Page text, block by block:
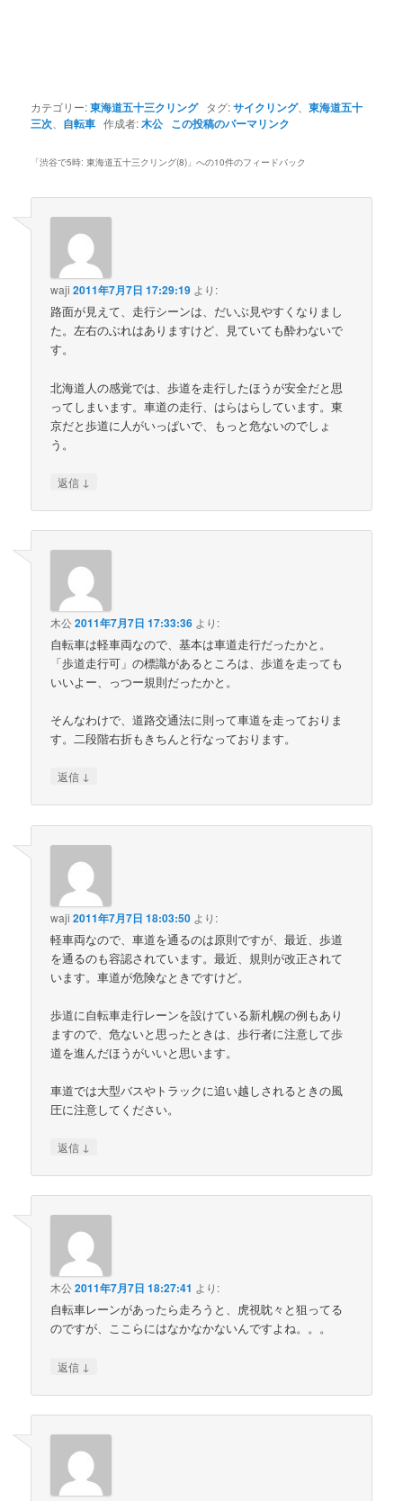
カテゴリー:東海道五十三クリングタグ:サイクリング、東海道五十
三次
自転車 作成者:木公 この投稿のパーマリンク
「渋谷で5時: 東海道五十三クリング(8) 」への10件のフィードバック
waji 2011年7月7日 17:29:19 より:
路面が見えて、走行シーンは、だいぶ見やすくなりまし
た。左右のぶれはありますけど、見ていても酔わないで
す。
北海道人の感覚では、歩道を走行したほうが安全だと思
ってしまいます。車道の走行、はらはらしています。東
京だと歩道に人がいっぱいで、もっと危ないのでしょ
う。
返信 ↓
木公2011年7月7日 17:33:36 より:
自転車は軽車両なので、基本は車道走行だったかと。
「歩道走行可」の標識があるところは、歩道を走っても
いいよー、っつー規則だったかと。
そんなわけで、道路交通法に則って車道を走っておりま
す。二段階右折もきちんと行なっております。
返信 ↓
waji 2011年7月7日 18:03:50 より:
軽車両なので、車道を通るのは原則ですが、最近、歩道
を通るのも容認されています。最近、規則が改正されて
います。車道が危険なときですけど。
歩道に自転車走行レーンを設けている新札幌の例もあり
ますので、危ないと思ったときは、歩行者に注意して歩
道を進んだほうがいいと思います。
車道では大型バスやトラックに追い越しされるときの風
圧に注意してください。
返信 ↓
木公2011年7月7日 18:27:41 より:
自転車レーンがあったら走ろうと、虎視眈々と狙ってる
のですが、ここらにはなかなかないんですよね。。。
返信 ↓